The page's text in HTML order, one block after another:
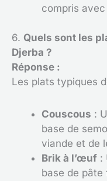
compris
6. Quels sont les
Djerba ?
Réponse :
Les plats typiques
Couscous :
base de
viande et de
Brik à l’œuf :
base de